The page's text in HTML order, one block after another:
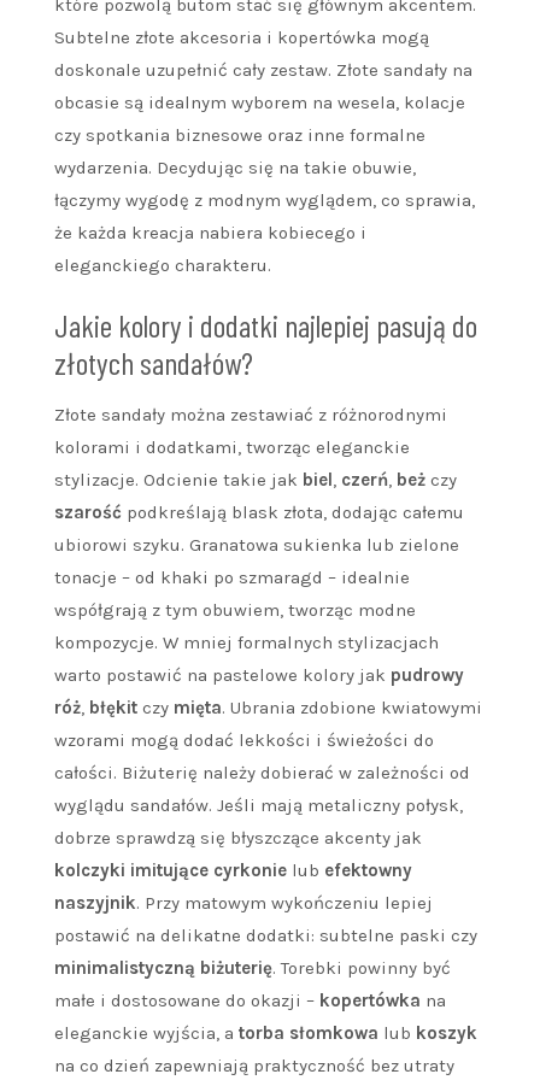
które pozwolą butom stać się głównym akcentem.
Subtelne złote akcesoria i kopertówka mogą
doskonale uzupełnić cały zestaw. Złote sandały na
obcasie są idealnym wyborem na wesela, kolacje
czy spotkania biznesowe oraz inne formalne
wydarzenia. Decydując się na takie obuwie,
łączymy wygodę z modnym wyglądem, co sprawia,
że każda kreacja nabiera kobiecego i
eleganckiego charakteru.
Jakie kolory i dodatki najlepiej pasują do
złotych sandałów?
Złote sandały można zestawiać z różnorodnymi
kolorami i dodatkami, tworząc eleganckie
stylizacje. Odcienie takie jak biel, czerń, beż czy
szarość podkreślają blask złota, dodając całemu
ubiorowi szyku. Granatowa sukienka lub zielone
tonacje – od khaki po szmaragd – idealnie
współgrają z tym obuwiem, tworząc modne
kompozycje. W mniej formalnych stylizacjach
warto postawić na pastelowe kolory jak pudrowy
róż, błękit czy mięta. Ubrania zdobione kwiatowymi
wzorami mogą dodać lekkości i świeżości do
całości. Biżuterię należy dobierać w zależności od
wyglądu sandałów. Jeśli mają metaliczny połysk,
dobrze sprawdzą się błyszczące akcenty jak
kolczyki imitujące cyrkonie lub efektowny
naszyjnik. Przy matowym wykończeniu lepiej
postawić na delikatne dodatki: subtelne paski czy
minimalistyczną biżuterię. Torebki powinny być
małe i dostosowane do okazji – kopertówka na
eleganckie wyjścia, a torba słomkowa lub koszyk
na co dzień zapewniają praktyczność bez utraty